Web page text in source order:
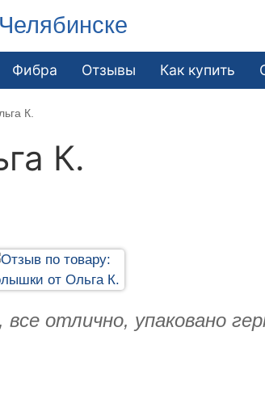
Фибра Отзывы Как купить
К.
К.
все отлично, упаковано